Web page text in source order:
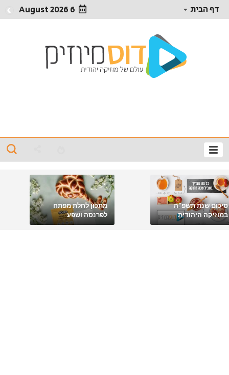
דף הבית 6 August 2026
סיכום שנת תשפ"ה
במוזיקה היהודית
מתכון לחלת מפתח
לפרנסה ושפע